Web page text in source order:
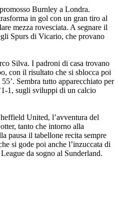
Burnley a Londra.
in gol con un gran tiro al
mezza rovesciata. A segnare il
Spurs di Vicario, che provano
Silva. I padroni di casa trovano
con il risultato che si sblocca poi
Sembra tutto apparecchiato per
1, sugli sviluppi di un calcio
United, l’avventura del
tanto che intorno alla
pausa il tabellone recita sempre
si gode poi anche l’inzuccata di
da sogno al Sunderland.